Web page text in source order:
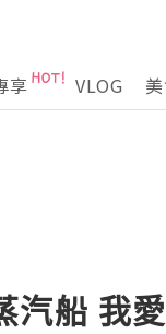
享 VLOG
汽船 我